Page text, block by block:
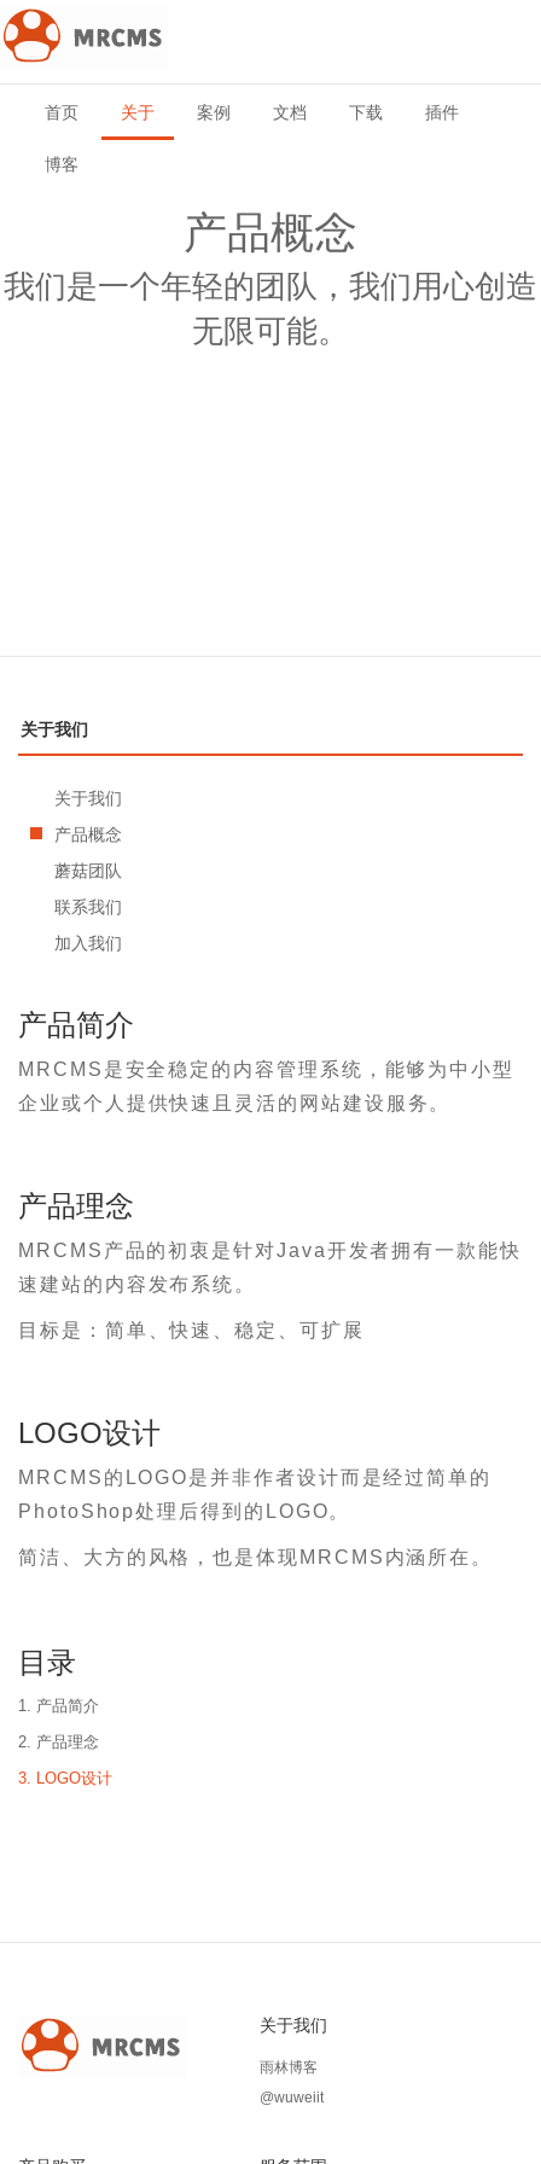
首页 关于 案例 文档 下载 插件
博客
产品概念
我们是一个年轻的团队，我们用心创造
无限可能。
关于我们
关于我们
产品概念
蘑菇团队
联系我们
加入我们
产品简介
MRCMS是安全稳定的内容管理系统，能够为中小型
企业或个人提供快速且灵活的网站建设服务。
产品理念
MRCMS产品的初衷是针对Java开发者拥有一款能快
速建站的内容发布系统。
目标是：简单、快速、稳定、可扩展
LOGO设计
MRCMS的LOGO是并非作者设计而是经过简单的
PhotoShop处理后得到的LOGO。
简洁、大方的风格，也是体现MRCMS内涵所在。
目录
1. 产品简介
2. 产品理念
3. LOGO设计
关于我们
雨林博客
@wuweiit